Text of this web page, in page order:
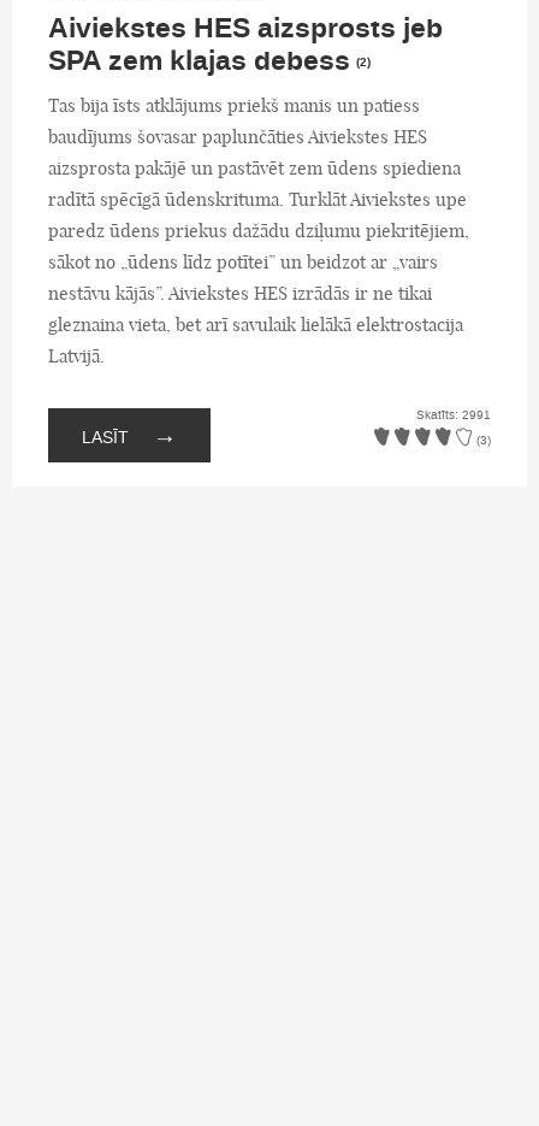
Aiviekstes HES aizsprosts jeb
SPA zem klajas debess (2)
Tas bija īsts atklājums priekš manis un patiess
baudījums šovasar paplunčāties Aiviekstes HES
aizsprosta pakājē un pastāvēt zem ūdens spiediena
radītā spēcīgā ūdenskrituma. Turklāt Aiviekstes upe
paredz ūdens priekus dažādu dziļumu piekritējiem,
sākot no „ūdens līdz potītei” un beidzot ar „vairs
nestāvu kājās”. Aiviekstes HES izrādās ir ne tikai
gleznaina vieta, bet arī savulaik lielākā elektrostacija
Latvijā.
LASĪT →
Skatīts: 2991
(3)